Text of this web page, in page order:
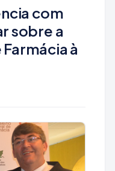
com
sobre a
à